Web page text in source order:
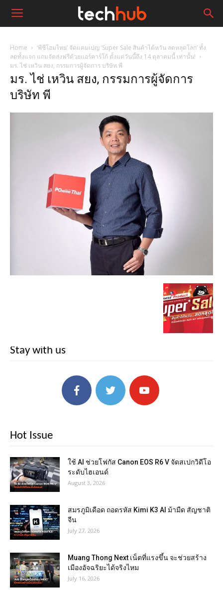
Home
‘พีซีโฮมไทย’ จัดแคมเปญ ‘Super Sale สินค้าไต้หวัน ลดหลุดโลก’ ทั้ง
ลดทั้งแจก แถมจัดส่งฟรีด้วยแอร์คาร์โก้ ตั้งแต่วันนี้ถึง 14 ตุลาคมนี้ เท่านั้น!
มร. ไช่ เหวิน สยง, กรรมการผู้จัดการ บริษัท พี
มร. ไช่ เหวิน สยง, กรรมการผู้จัดการ
บริษัท พี
Stay with us
Hot Issue
ใช้ AI ช่วยโฟกัส Canon EOS R6 V จัดสเปกวิดีโอ
ระดับไฮเอนด์
August 3, 2026
สมรภูมิเดือด ถอดรหัส Kimi K3 AI ม้ามืด สัญชาติ
จีน
July 27, 2026
Muang Thong Next เน็ตที่แรงขึ้น จะช่วยสร้าง
เมืองอัจฉริยะได้จริงไหม
July 16, 2026